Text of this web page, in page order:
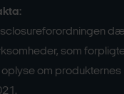
som
oplyse om